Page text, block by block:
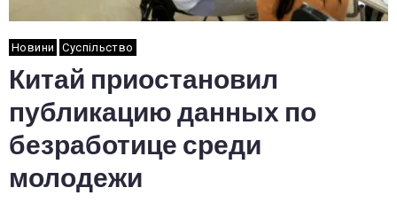
Новини Суспільство
Китай приостановил
публикацию данных по
безработице среди
молодежи